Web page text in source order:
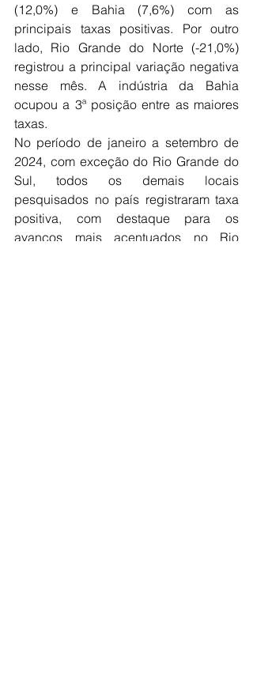
(12,0%) e Bahia (7,6%) com as
principais taxas positivas. Por outro
lado, Rio Grande do Norte (-21,0%)
registrou a principal variação negativa
nesse mês. A indústria da Bahia
ocupou a 3ª posição entre as maiores
taxas.
No período de janeiro a setembro de
2024, com exceção do Rio Grande do
Sul, todos os demais locais
pesquisados no país registraram taxa
positiva, com destaque para os
avanços mais acentuados no Rio